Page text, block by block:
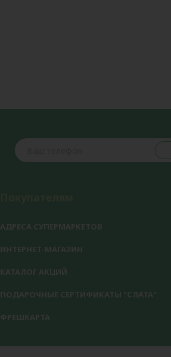
АДРЕСА СУПЕРМАРКЕТОВ
ИНТЕРНЕТ-МАГАЗИН
КАТАЛОГ АКЦИЙ
ПОДАРОЧНЫЕ СЕРТИФИКАТЫ "СЛАТА"
ФРЕШКАРТА